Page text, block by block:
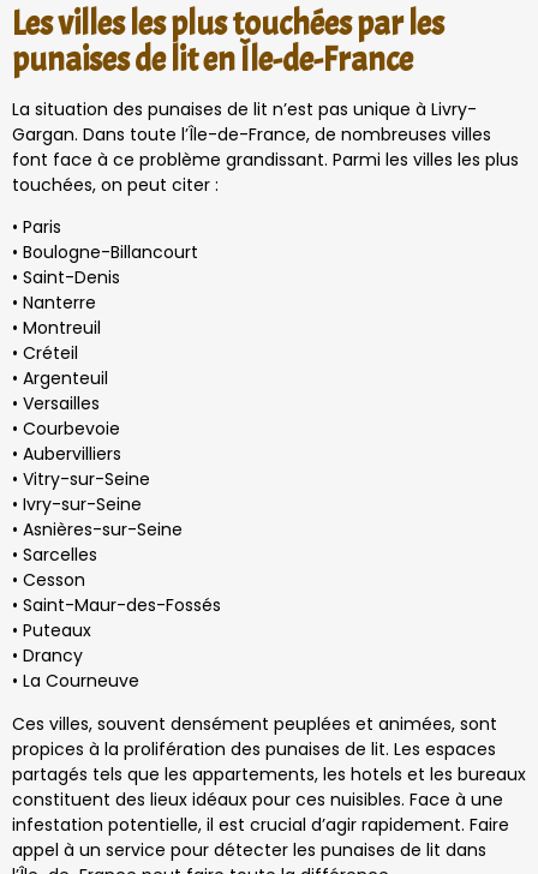
Les villes les plus touchées par les
punaises de lit en Île-de-France
La situation des punaises de lit n’est pas unique à Livry-
Gargan. Dans toute l’Île-de-France, de nombreuses villes
font face à ce problème grandissant. Parmi les villes les plus
touchées, on peut citer :
• Paris
• Boulogne-Billancourt
• Saint-Denis
• Nanterre
• Montreuil
• Créteil
• Argenteuil
• Versailles
• Courbevoie
• Aubervilliers
• Vitry-sur-Seine
• Ivry-sur-Seine
• Asnières-sur-Seine
• Sarcelles
• Cesson
• Saint-Maur-des-Fossés
• Puteaux
• Drancy
• La Courneuve
Ces villes, souvent densément peuplées et animées, sont
propices à la prolifération des punaises de lit. Les espaces
partagés tels que les appartements, les hotels et les bureaux
constituent des lieux idéaux pour ces nuisibles. Face à une
infestation potentielle, il est crucial d’agir rapidement. Faire
appel à un service pour détecter les punaises de lit dans